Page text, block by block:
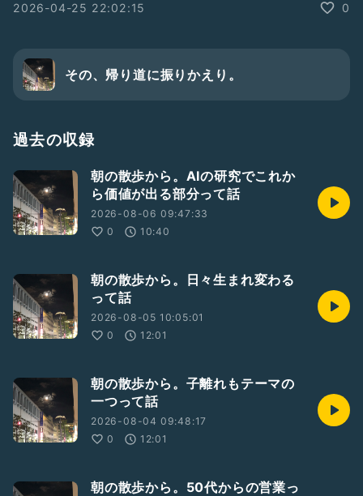
2026-04-25 22:02:15
0
その、帰り道に振りかえり。
過去の収録
朝の散歩から。AIの研究でこれか
ら価値が出る部分って話
2026-08-06 09:47:33
0
10:40
朝の散歩から。日々生まれ変わる
って話
2026-08-05 10:05:01
0
12:01
朝の散歩から。子離れもテーマの
一つって話
2026-08-04 09:48:17
0
12:01
朝の散歩から。50代からの営業っ